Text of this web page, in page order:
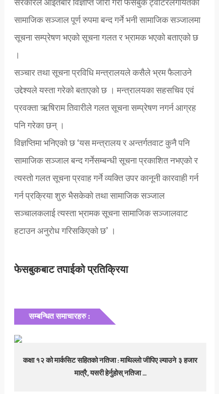
सामाजिक सञ्जाल पूर्ण रुपमा बन्द गर्ने भनी सामाजिक सञ्जालमा
सूचना सम्प्रेषण भएको सूचना गलत र भ्रामक भएको बताएको छ
।
सञ्चार तथा सूचना प्रविधि मन्त्रालयले कसैले भ्रम फैलाउने
उद्देश्यले यस्ता गरेको बताएको छ । मन्त्रालयका सहसचिव एवं
प्रवक्ता ऋषिराम तिवारीले गलत सूचना सम्प्रेषण नगर्न आग्रह
पनि गरेका छन् ।
विज्ञप्तिमा भनिएको छ ‘यस मन्त्रालय र अन्तर्गतवाट कुनै पनि
सामाजिक सञ्जाल बन्द गर्नेसम्बन्धी सूचना प्रकाशित नभएको र
त्यस्तो गलत सूचना प्रवाह गर्ने व्यक्ति उपर कानूनी कारवाही गर्न
गर्न प्रक्रिया शुरु भैसकेको तथा सामाजिक सञ्जाल
सञ्चालकलाई त्यस्ता भ्रामक सूचना सामाजिक सञ्जालवाट
हटाउन अनुरोध गरिसकिएको छ’ ।
फेसबुकबाट तपाईको प्रतिक्रिया
सम्बन्धित समाचारहरु :
कक्षा १२ को मार्कसिट सहितको नतिजा : माथिल्लो जीपिए ल्याउने ३ हजार
मात्रै, यसरी हेर्नुहोस् नतिजा …